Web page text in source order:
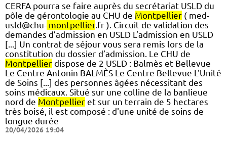
CERFA pourra se faire auprès du secrétariat USLD du
pôle de gérontologie au CHU de Montpellier ( med-
usld@chu- montpellier.fr ). Circuit de validation des
demandes d’admission en USLD L’admission en USLD
[...] Un contrat de séjour vous sera remis lors de la
constitution du dossier d’admission. Le CHU de
Montpellier dispose de 2 USLD : Balmès et Bellevue
Le Centre Antonin BALMÈS Le Centre Bellevue L'Unité
de Soins [...] des personnes âgées nécessitant des
soins médicaux. Situé sur une colline de la banlieue
nord de Montpellier et sur un terrain de 5 hectares
très boisé, il est composé : d'une unité de soins de
longue durée
20/04/2026 19:04